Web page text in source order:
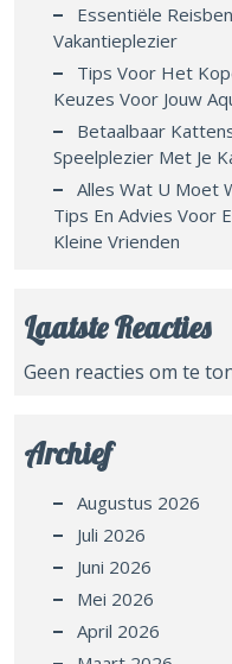
Essentiële
Vakantieplezier
Tips Voor Het
Keuzes Voor Jouw
Betaalbaar
Speelplezier Met Je
Alles Wat U Moet
Tips En Advies Voor
Kleine Vrienden
Laatste Reacties
Geen reacties om te
Archief
Augustus 2026
Juli 2026
Juni 2026
Mei 2026
April 2026